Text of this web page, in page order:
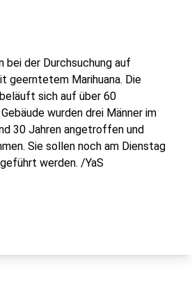
bei der Durchsuchung auf
geerntetem Marihuana. Die
sich auf über 60
wurden drei Männer im
30 Jahren angetroffen und
Sie sollen noch am Dienstag
werden. /YaS